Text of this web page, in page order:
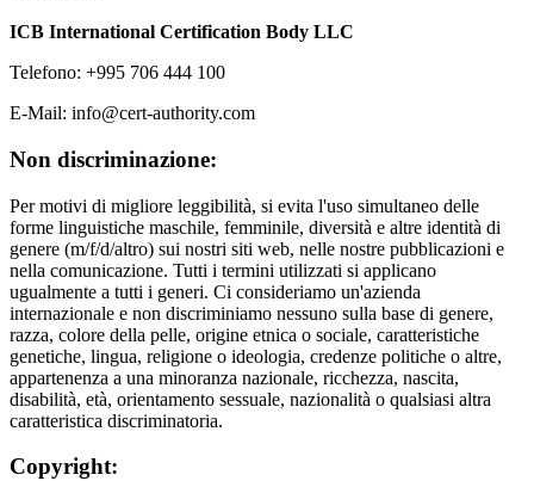
ICB International Certification Body LLC
Telefono: +995 706 444 100
E-Mail: info@cert-authority.com
Non discriminazione:
Per motivi di migliore leggibilità, si evita l'uso simultaneo delle
forme linguistiche maschile, femminile, diversità e altre identità di
genere (m/f/d/altro) sui nostri siti web, nelle nostre pubblicazioni e
nella comunicazione. Tutti i termini utilizzati si applicano
ugualmente a tutti i generi. Ci consideriamo un'azienda
internazionale e non discriminiamo nessuno sulla base di genere,
razza, colore della pelle, origine etnica o sociale, caratteristiche
genetiche, lingua, religione o ideologia, credenze politiche o altre,
appartenenza a una minoranza nazionale, ricchezza, nascita,
disabilità, età, orientamento sessuale, nazionalità o qualsiasi altra
caratteristica discriminatoria.
Copyright: